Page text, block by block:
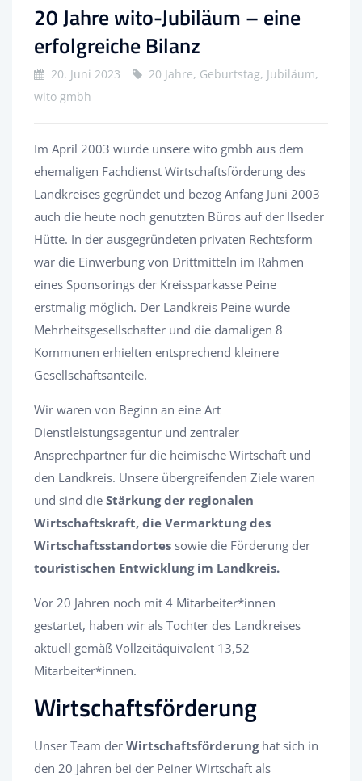
20 Jahre wito-Jubiläum – eine
erfolgreiche Bilanz
20. Juni 2023
20 Jahre, Geburtstag, Jubiläum,
wito gmbh
Im April 2003 wurde unsere wito gmbh aus dem
ehemaligen Fachdienst Wirtschaftsförderung des
Landkreises gegründet und bezog Anfang Juni 2003
auch die heute noch genutzten Büros auf der Ilseder
Hütte. In der ausgegründeten privaten Rechtsform
war die Einwerbung von Drittmitteln im Rahmen
eines Sponsorings der Kreissparkasse Peine
erstmalig möglich. Der Landkreis Peine wurde
Mehrheitsgesellschafter und die damaligen 8
Kommunen erhielten entsprechend kleinere
Gesellschaftsanteile.
Wir waren von Beginn an eine Art
Dienstleistungsagentur und zentraler
Ansprechpartner für die heimische Wirtschaft und
den Landkreis. Unsere übergreifenden Ziele waren
und sind die Stärkung der regionalen
Wirtschaftskraft, die Vermarktung des
Wirtschaftsstandortes sowie die Förderung der
touristischen Entwicklung im Landkreis.
Vor 20 Jahren noch mit 4 Mitarbeiter*innen
gestartet, haben wir als Tochter des Landkreises
aktuell gemäß Vollzeitäquivalent 13,52
Mitarbeiter*innen.
Wirtschaftsförderung
Unser Team der Wirtschaftsförderung hat sich in
den 20 Jahren bei der Peiner Wirtschaft als